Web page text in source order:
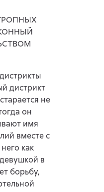
дистрикт
не
он
имя
вместе с
как
в
борьбу,